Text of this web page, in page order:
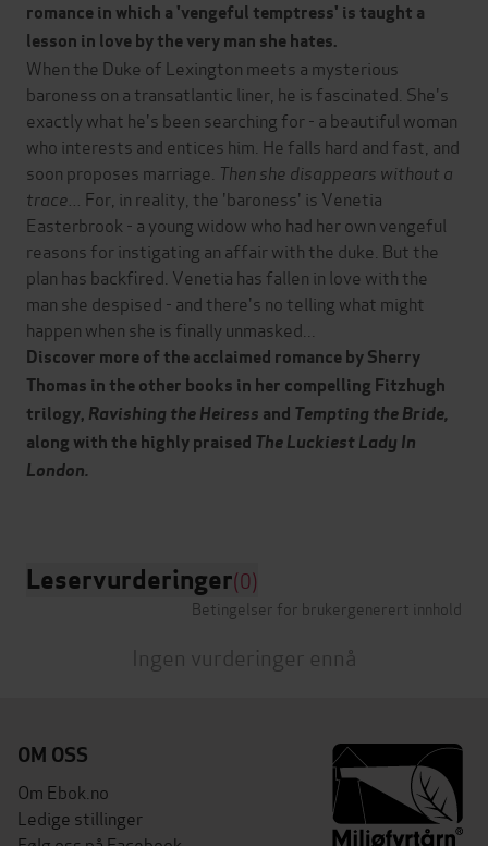
romance in which a 'vengeful temptress' is taught a
lesson in love by the very man she hates.
When the Duke of Lexington meets a mysterious
baroness on a transatlantic liner, he is fascinated. She's
exactly what he's been searching for - a beautiful woman
who interests and entices him. He falls hard and fast, and
soon proposes marriage. Then she disappears without a
trace...
For, in reality, the 'baroness' is Venetia
Easterbrook - a young widow who had her own vengeful
reasons for instigating an affair with the duke. But the
plan has backfired. Venetia has fallen in love with the
man she despised - and there's no telling what might
happen when she is finally unmasked...
Discover more of the acclaimed romance by Sherry
Thomas in the other books in her compelling Fitzhugh
trilogy, Ravishing the Heiress and Tempting the Bride,
along with the highly praised The Luckiest Lady In
London.
Leservurderinger(0)
Betingelser for brukergenerert innhold
Ingen vurderinger ennå
OM OSS
Om Ebok.no
Ledige stillinger